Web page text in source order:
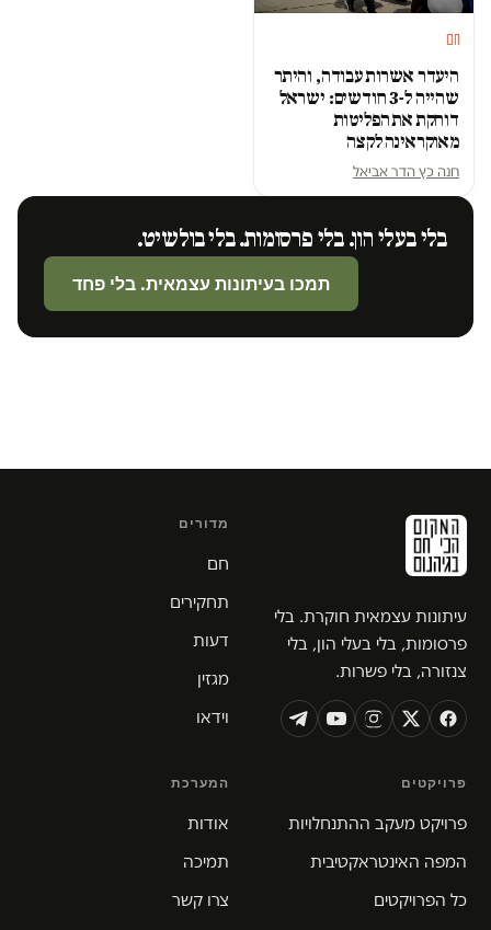
חם
היעדר אשרות עבודה, והיתר
שהייה ל-3 חודשים: ישראל
דוחקת את הפליטות
מאוקראינה לקצה
חנה כץ הדר אביאל
בלי בעלי הון. בלי פרסומות. בלי בולשיט.
תמכו בעיתונות עצמאית. בלי פחד
עיתונות עצמאית חוקרת. בלי
פרסומות, בלי בעלי הון, בלי
צנזורה, בלי פשרות.
מדורים
חם
תחקירים
דעות
מגזין
וידאו
פרויקטים
פרויקט מעקב ההתנחלויות
המפה האינטראקטיבית
כל הפרויקטים
המערכת
אודות
תמיכה
צרו קשר